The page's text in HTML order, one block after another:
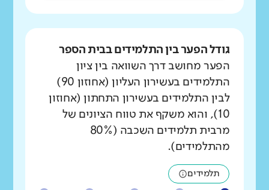
גודל הפער בין התלמידים בבית הספר
הפער מחושב דרך השוואה בין ציון
התלמידים בעשירון העליון (אחוזון 90)
לבין התלמידים בעשירון התחתון (אחוזון
10), והוא משקף את טווח הציונים של
מרבית תלמידים השכבה (80%
מהתלמידים).
תלמידים